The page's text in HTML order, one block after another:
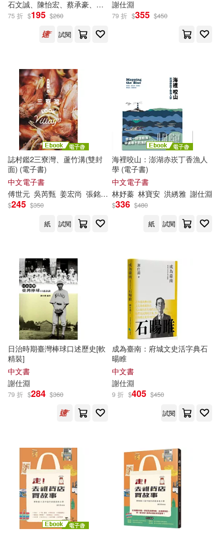
陳妍君(1) 陳怡宏(1)
陳明祥(1) 陳泳翰(1)
黃裕元(1)
黃銘彰總編輯(1)
石文誠、陳怡宏、蔡承豪、蕭軒竹、 謝仕
75 折 $195 $260
試閱
謝仕淵
79 折 $355 $450
誌村鑑2三寮灣、蘆竹溝(雙封
面) (電子書)
中文電子書
傅世元 吳芮甄 姜宏尚 張銘洋 曾詠榆 林柏旭 洪綉雅 王璽 許
$245 $350
紙
試閱
海裡咬山：澎湖赤崁丁香漁人
學 (電子書)
中文電子書
林妤蓁 林寶安 洪綉雅 謝仕淵
$336 $480
紙
試閱
日治時期臺灣棒球口述歷史[軟
精裝]
中文書
謝仕淵
79 折 $284 $360
成為臺南：府城文史活字典石
暘睢
中文書
謝仕淵
9 折 $405 $450
試閱